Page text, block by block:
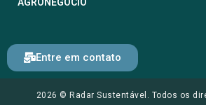
AGRONEGÓCIO
Entre em contato
2026 © Radar Sustentável. Todos os